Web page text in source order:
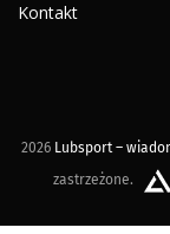
Kontakt
2026 Lubsport –
zastrzeżone.